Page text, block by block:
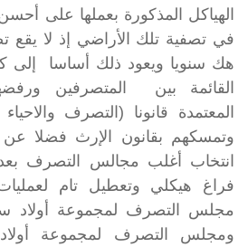
الهياكل المذكورة بعملها على
هك سنويا ويعود ذلك أساسا إلى
القائمة بين المتصرفين
المعتمدة قانونا (التصرف
وتمسكهم بقانون الإرث فضلا
انتخاب أغلب مجالس التصرف
فراغ هيكلي وتعطيل تام
مجلس التصرف لمجموعة أولاد
ومجلس التصرف لمجموعة